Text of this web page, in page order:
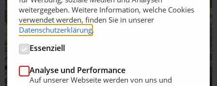
weitergegeben. Weitere Information, welche Cookies
verwendet werden, finden Sie in unserer
Datenschutzerklärung.
Essenziell
Analyse und Performance
Auf unserer Webseite werden von uns und